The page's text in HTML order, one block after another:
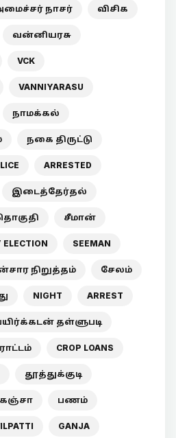
நாசர் விசிக
வன்னியரசு
VCK
VANNIYARASU
நாமக்கல்
நகை திருட்டு
ARRESTED
இடைத்தேர்தல்
சீமான்
ELECTION SEEMAN
நிறுத்தம் சேலம்
NIGHT ARREST
தள்ளுபடி
CROP LOANS
தூத்துக்குடி
கஞ்சா பணம்
GANJA